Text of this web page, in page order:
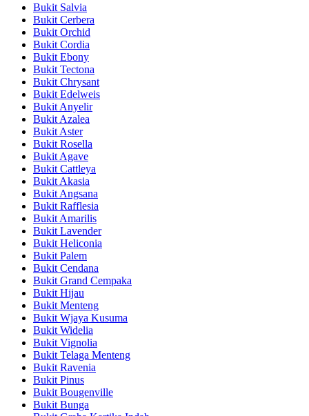
Bukit Salvia
Bukit Cerbera
Bukit Orchid
Bukit Cordia
Bukit Ebony
Bukit Tectona
Bukit Chrysant
Bukit Edelweis
Bukit Anyelir
Bukit Azalea
Bukit Aster
Bukit Rosella
Bukit Agave
Bukit Cattleya
Bukit Akasia
Bukit Angsana
Bukit Rafflesia
Bukit Amarilis
Bukit Lavender
Bukit Heliconia
Bukit Palem
Bukit Cendana
Bukit Grand Cempaka
Bukit Hijau
Bukit Menteng
Bukit Wjaya Kusuma
Bukit Widelia
Bukit Vignolia
Bukit Telaga Menteng
Bukit Ravenia
Bukit Pinus
Bukit Bougenville
Bukit Bunga